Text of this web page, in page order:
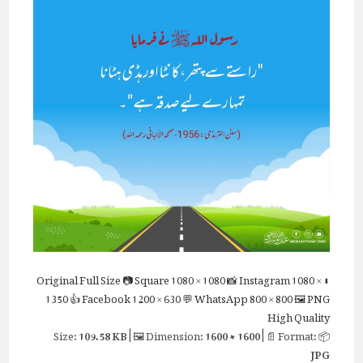
⬇ Original
Full Size📷 Square1080 × 1080📸 Instagram1080 ×
1350👍 Facebook1200 × 630💬 WhatsApp800 × 800🖼 PNG
High Quality
📦 Size:
109.58 KB| 🖼 Dimension:1600 × 1600| 📄 Format:
JPG